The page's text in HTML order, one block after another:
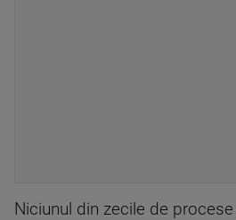
Niciunul din zecile de